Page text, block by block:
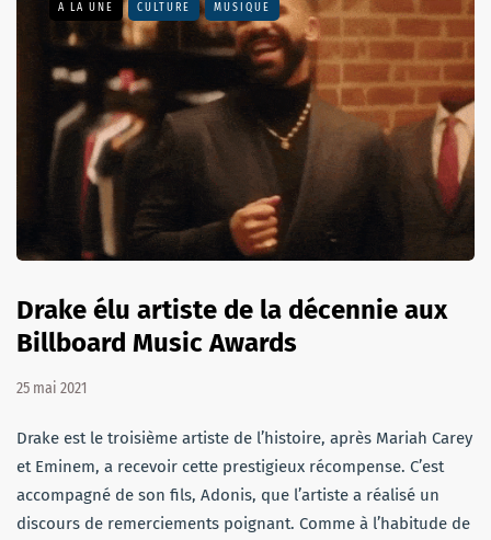
A LA UNE CULTURE MUSIQUE
Drake élu artiste de la décennie aux
Billboard Music Awards
25 mai 2021
Drake est le troisième artiste de l’histoire, après Mariah Carey
et Eminem, a recevoir cette prestigieux récompense. C’est
accompagné de son fils, Adonis, que l’artiste a réalisé un
discours de remerciements poignant. Comme à l’habitude de